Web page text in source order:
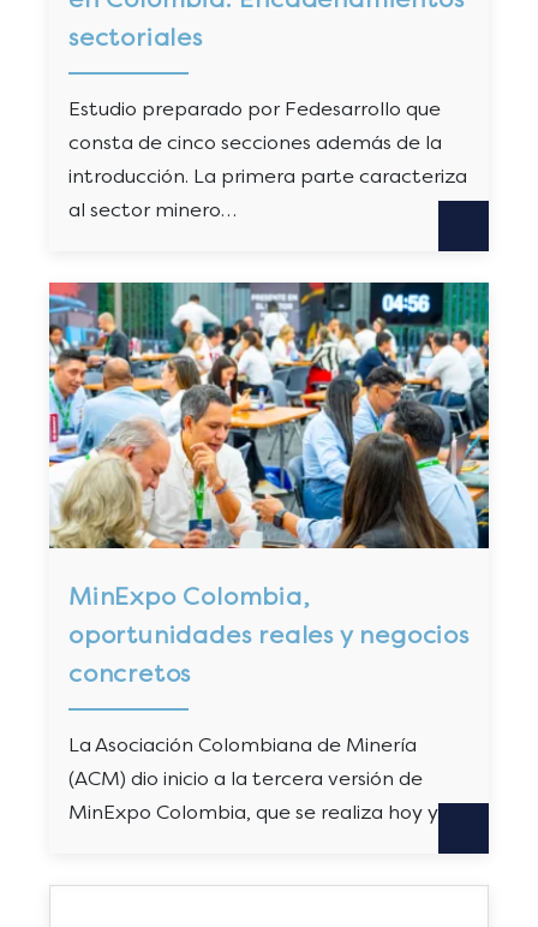
sectoriales
Estudio preparado por Fedesarrollo que
consta de cinco secciones además de la
introducción. La primera parte caracteriza
al sector minero…
MinExpo Colombia,
oportunidades reales y negocios
concretos
La Asociación Colombiana de Minería
(ACM) dio inicio a la tercera versión de
MinExpo Colombia, que se realiza hoy y…